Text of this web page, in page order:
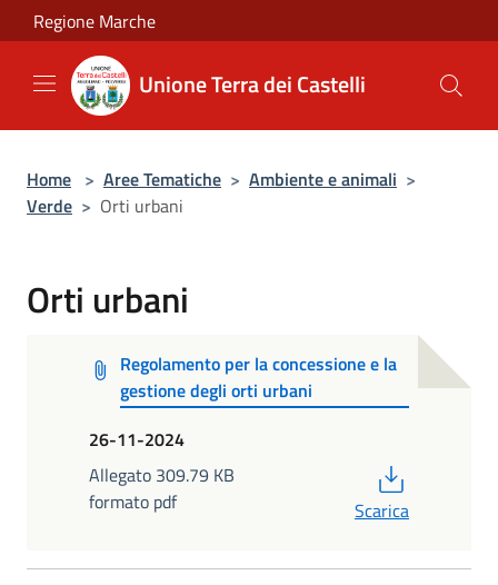
Salta al contenuto principale
Regione Marche
Unione Terra dei Castelli
Home > Aree Tematiche > Ambiente e animali >
Verde > Orti urbani
Orti urbani
Regolamento per la concessione e la
gestione degli orti urbani
26-11-2024
Allegato 309.79 KB
formato pdf
Scarica